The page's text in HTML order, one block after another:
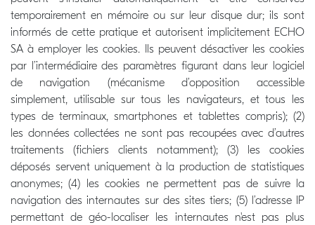
temporairement en mémoire ou sur leur disque dur; ils sont
informés de cette pratique et autorisent implicitement ECHO
SA à employer les cookies. Ils peuvent désactiver les cookies
par l’intermédiaire des paramètres figurant dans leur logiciel
de navigation (mécanisme d’opposition accessible
simplement, utilisable sur tous les navigateurs, et tous les
types de terminaux, smartphones et tablettes compris); (2)
les données collectées ne sont pas recoupées avec d’autres
traitements (fichiers clients notamment); (3) les cookies
déposés servent uniquement à la production de statistiques
anonymes; (4) les cookies ne permettent pas de suivre la
navigation des internautes sur des sites tiers; (5) l’adresse IP
permettant de géo-localiser les internautes n'est pas plus